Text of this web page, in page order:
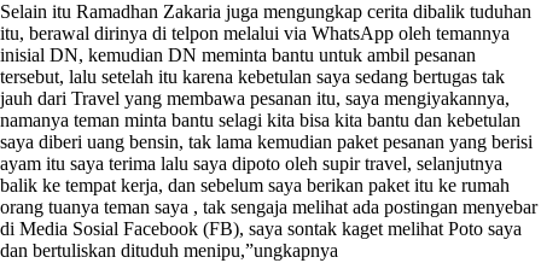
‎Selain itu Ramadhan Zakaria juga mengungkap cerita dibalik tuduhan
itu, berawal dirinya di telpon melalui via WhatsApp oleh temannya
inisial DN, kemudian DN meminta bantu untuk ambil pesanan
tersebut, lalu setelah itu karena kebetulan saya sedang bertugas tak
jauh dari Travel yang membawa pesanan itu, saya mengiyakannya,
namanya teman minta bantu selagi kita bisa kita bantu dan kebetulan
saya diberi uang bensin, tak lama kemudian paket pesanan yang berisi
ayam itu saya terima lalu saya dipoto oleh supir travel, selanjutnya
balik ke tempat kerja, dan sebelum saya berikan paket itu ke rumah
orang tuanya teman saya , tak sengaja melihat ada postingan menyebar
di Media Sosial Facebook (FB), saya sontak kaget melihat Poto saya
dan bertuliskan dituduh menipu,”ungkapnya